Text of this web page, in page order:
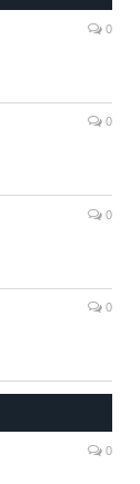
0
0
0
0
0